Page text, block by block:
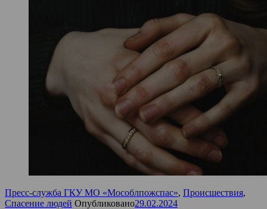
Пресс-служба ГКУ МО «Мособлпожспас», Происшествия,
Спасение людей Опубликовано29.02.2024